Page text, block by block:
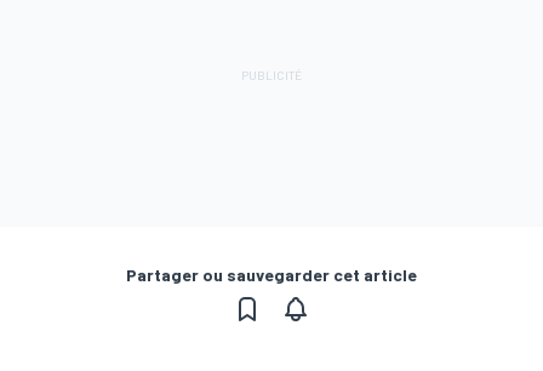
Partager ou sauvegarder cet article